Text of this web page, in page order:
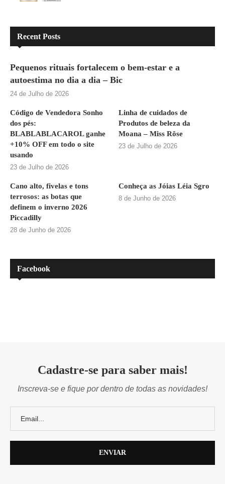
Recent Posts
Pequenos rituais fortalecem o bem-estar e a
autoestima no dia a dia – Bic
24 de Julho de 2026
Código de Vendedora Sonho
dos pés:
BLABLABLACAROL ganhe
+10% OFF em todo o site
usando
23 de Julho de 2026
Linha de cuidados de
Produtos de beleza da
Moana – Miss Rôse
23 de Julho de 2026
Cano alto, fivelas e tons
terrosos: as botas que
definem o inverno 2026
Piccadilly
28 de Junho de 2026
Conheça as Jóias Léia Sgro
8 de Junho de 2026
Facebook
Cadastre-se para saber mais!
Inscreva-se e fique por dentro de todas as novidades!